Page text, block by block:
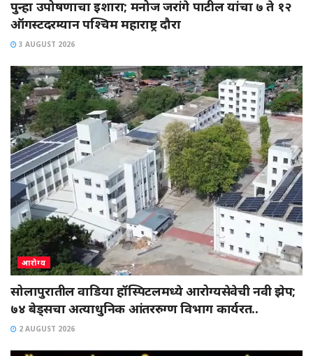
पुन्हा उपोषणाचा इशारा; मनोज जरांगे पाटील यांचा ७ ते १२
ऑगस्टदरम्यान पश्चिम महाराष्ट्र दौरा
3 AUGUST 2026
आरोग्य
सोलापुरातील वाडिया हॉस्पिटलमध्ये आरोग्यसेवेची नवी झेप;
७४ बेड्सचा अत्याधुनिक आंतररुग्ण विभाग कार्यरत..
2 AUGUST 2026